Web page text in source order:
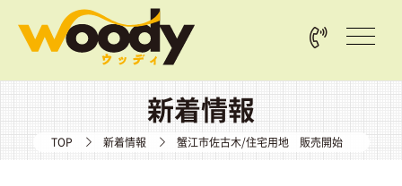
新着情報
TOP 新着情報 蟹江市佐古木/住宅用地 販売開始